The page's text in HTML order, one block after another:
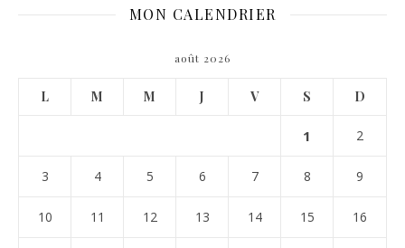
MON CALENDRIER
août 2026
L M M J V S D
1 2
3 4 5 6 7 8 9
10 11 12 13 14 15 16